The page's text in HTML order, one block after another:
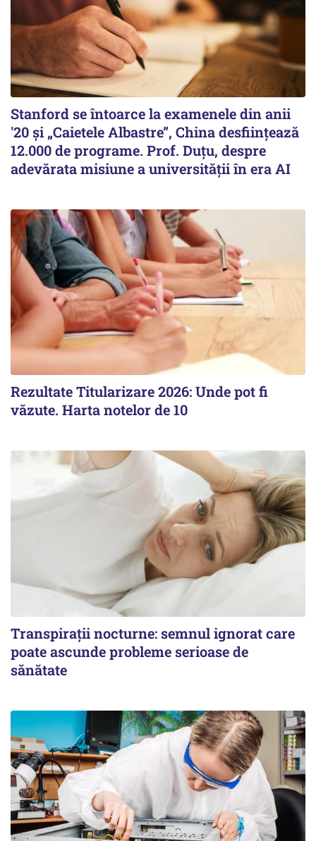
Stanford se întoarce la examenele din anii
'20 și „Caietele Albastre”, China desființează
12.000 de programe. Prof. Duțu, despre
adevărata misiune a universității în era AI
Rezultate Titularizare 2026: Unde pot fi
văzute. Harta notelor de 10
Transpirații nocturne: semnul ignorat care
poate ascunde probleme serioase de
sănătate